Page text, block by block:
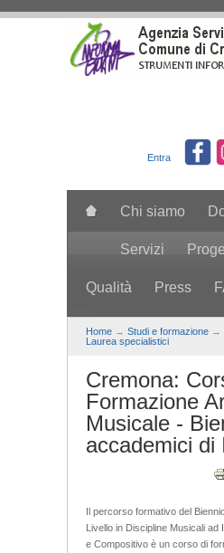
Entra
Chi siamo
Servizi
Qualità Press
Home → Studi e formazione →
Laurea specialistici
Cremona:
Formazione
Musicale -
accademici di
Il percorso formativo del
Livello in Discipline Musicali
e Compositivo è un corso di